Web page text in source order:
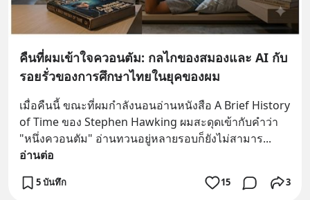
คืนที่ผมเข้าใจควอนตัม: กลไกของสมองและ AI กับ
รอยรั่วของการศึกษาไทยในยุคของผม
เมื่อคืนนี้ ขณะที่ผมกำลังนอนอ่านหนังสือ A Brief History
of Time ของ Stephen Hawking ผมสะดุดเข้ากับคำว่า
"หนึ่งควอนตัม" อ่านทวนอยู่หลายรอบก็ยังไม่สามาร
อ่านต่อ
5 บันทึก 15 3